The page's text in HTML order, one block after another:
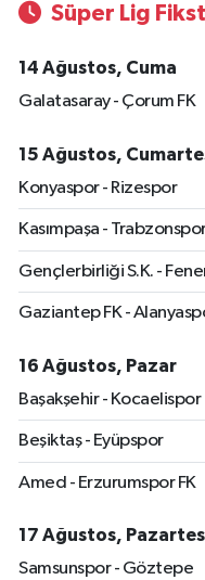
Süper Lig
14 Ağustos, Cuma
Galatasaray - Çorum FK
15 Ağustos,
Konyaspor - Rizespor
Kasımpaşa -
Gençlerbirliği S.K. -
Gaziantep FK -
16 Ağustos, Pazar
Başakşehir - Kocaelispor
Beşiktaş - Eyüpspor
Amed - Erzurumspor FK
17 Ağustos,
Samsunspor - Göztepe